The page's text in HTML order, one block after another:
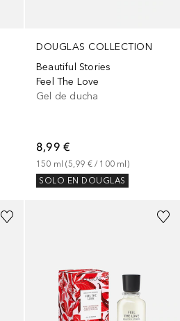
DOUGLAS COLLECTION
Beautiful Stories
Feel The Love
Gel de ducha
8,99 €
150 ml (5,99 € / 100 ml )
SOLO EN DOUGLAS